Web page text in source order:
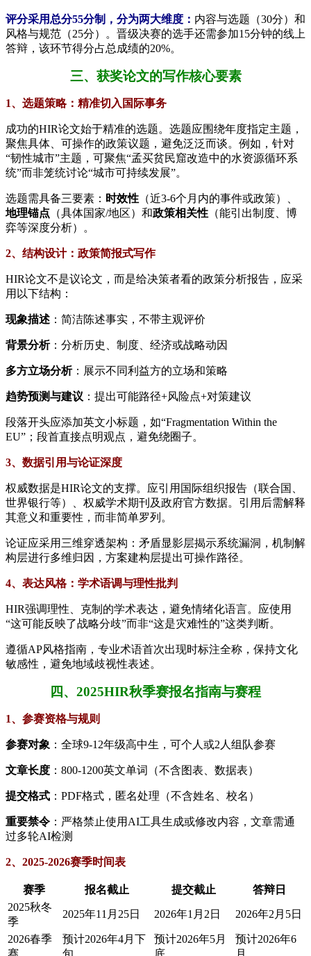
评分采用总分55分制，分为两大维度： 内容与选题（30分）和
风格与规范（25分）。晋级决赛的选手还需参加15分钟的线上
答辩，该环节得分占总成绩的20%。
三、获奖论文的写作核心要素
1、选题策略：精准切入国际事务
成功的HIR论文始于精准的选题。选题应围绕年度指定主题，
聚焦具体、可操作的政策议题，避免泛泛而谈。例如，针对
“韧性城市”主题，可聚焦“孟买贫民窟改造中的水资源循环系
统”而非笼统讨论“城市可持续发展”。
选题需具备三要素：​ ​时效性​ ​（近3-6个月内的事件或政策）、​
地理锚点​ ​（具体国家/地区）和​​政策相关性​ ​（能引出制度、博
弈等深度分析）。
2、结构设计：政策简报式写作
HIR论文不是议论文，而是给决策者看的政策分析报告，应采
用以下结构：
现象描述​ ​：简洁陈述事实，不带主观评价
背景分析​​：分析历史、制度、经济或战略动因
多方立场分析​​：展示不同利益方的立场和策略
趋势预测与建议​ ​：提出可能路径+风险点+对策建议
段落开头应添加英文小标题，如“Fragmentation Within the
EU”；段首直接点明观点，避免绕圈子。
3、数据引用与论证深度
权威数据是HIR论文的支撑。应引用国际组织报告（联合国、
世界银行等）、权威学术期刊及政府官方数据。引用后需解释
其意义和重要性，而非简单罗列。
论证应采用三维穿透架构：矛盾显影层揭示系统漏洞，机制解
构层进行多维归因，方案建构层提出可操作路径。
4、表达风格：学术语调与理性批判
HIR强调理性、克制的学术表达，避免情绪化语言。应使用
“这可能反映了战略分歧”而非“这是灾难性的”这类判断。
遵循AP风格指南，专业术语首次出现时标注全称，保持文化
敏感性，避免地域歧视性表述。
四、2025HIR秋季赛报名指南与赛程
1、参赛资格与规则
​参赛对象​ ​：全球9-12年级高中生，可个人或2人组队参赛
​文章长度​ ​：800-1200英文单词（不含图表、数据表）
​提交格式​ ​：PDF格式，匿名处理（不含姓名、校名）
​重要禁令​ ​：严格禁止使用AI工具生成或修改内容，文章需通
过多轮AI检测
2、2025-2026赛季时间表
赛季 报名截止 提交截止
答辩日
2025秋冬
季
2025年11月25日 2026年1月2日 2026年2月5日
2026春季
赛
预计2026年4月下
旬
预计2026年5月
底
预计2026年6
月